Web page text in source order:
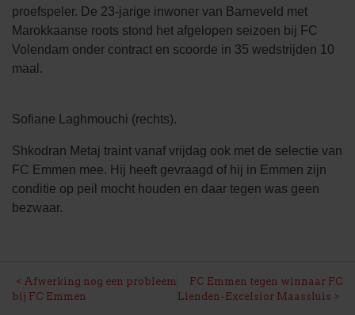
proefspeler. De 23-jarige inwoner van Barneveld met
Marokkaanse roots stond het afgelopen seizoen bij FC
Volendam onder contract en scoorde in 35 wedstrijden 10
maal.
Sofiane Laghmouchi (rechts).
Shkodran Metaj traint vanaf vrijdag ook met de selectie van
FC Emmen mee. Hij heeft gevraagd of hij in Emmen zijn
conditie op peil mocht houden en daar tegen was geen
bezwaar.
BERICHT
Afwerking nog een probleem
bij FC Emmen
FC Emmen tegen winnaar FC
Lienden-Excelsior Maassluis